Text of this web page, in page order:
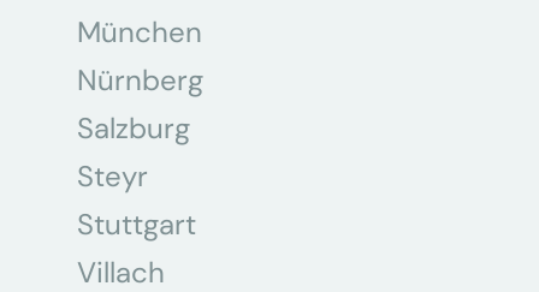
München
Nürnberg
Salzburg
Steyr
Stuttgart
Villach